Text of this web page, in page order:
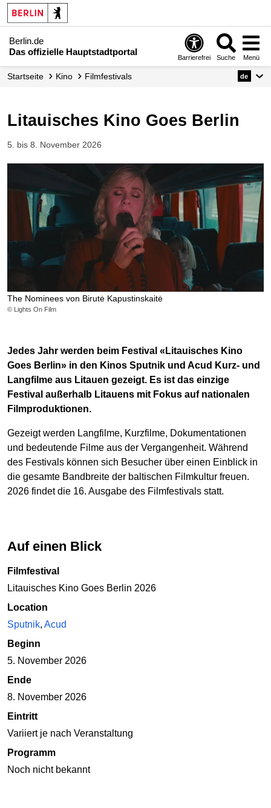
Berlin.de
Das offizielle Hauptstadtportal
Barrierefrei Suche Menü
Startseite Kino Filmfestivals de
Litauisches Kino Goes Berlin
5. bis 8. November 2026
The Nominees von Birutė Kapustinskaitė
© Lights On Film
Jedes Jahr werden beim Festival «Litauisches Kino
Goes Berlin» in den Kinos Sputnik und Acud Kurz- und
Langfilme aus Litauen gezeigt. Es ist das einzige
Festival außerhalb Litauens mit Fokus auf nationalen
Filmproduktionen.
Gezeigt werden Langfilme, Kurzfilme, Dokumentationen
und bedeutende Filme aus der Vergangenheit. Während
des Festivals können sich Besucher über einen Einblick in
die gesamte Bandbreite der baltischen Filmkultur freuen.
2026 findet die 16. Ausgabe des Filmfestivals statt.
Auf einen Blick
Filmfestival
Litauisches Kino Goes Berlin 2026
Location
Sputnik, Acud
Beginn
5. November 2026
Ende
8. November 2026
Eintritt
Variiert je nach Veranstaltung
Programm
Noch nicht bekannt